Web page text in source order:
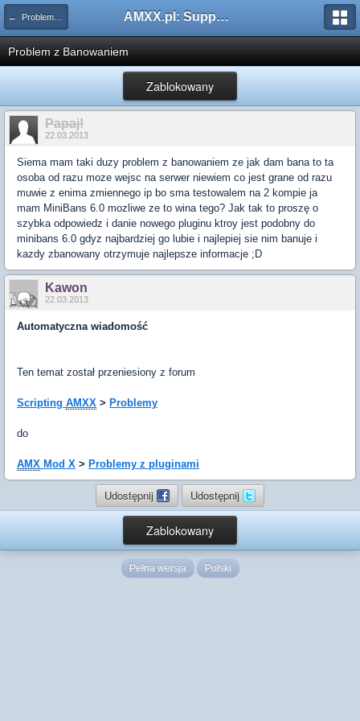
← Problemy z pluginami AMXX.pl: Support AMX Mod X i SourceMod
Problem z Banowaniem
Zablokowany
Papaj!
22.03.2013
Siema mam taki duzy problem z banowaniem ze jak dam bana to ta
osoba od razu moze wejsc na serwer niewiem co jest grane od razu
muwie z enima zmiennego ip bo sma testowalem na 2 kompie ja
mam MiniBans 6.0 mozliwe ze to wina tego? Jak tak to proszę o
szybka odpowiedz i danie nowego pluginu ktroy jest podobny do
minibans 6.0 gdyz najbardziej go lubie i najlepiej sie nim banuje i
kazdy zbanowany otrzymuje najlepsze informacje ;D
Kawon
22.03.2013
Automatyczna wiadomość
Ten temat został przeniesiony z forum
Scripting AMXX > Problemy
do
AMX Mod X > Problemy z pluginami
Udostępnij Udostępnij
Zablokowany
Pełna wersja Polski